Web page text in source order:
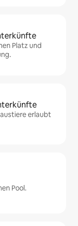
Platz und
erlaubt
Pool.